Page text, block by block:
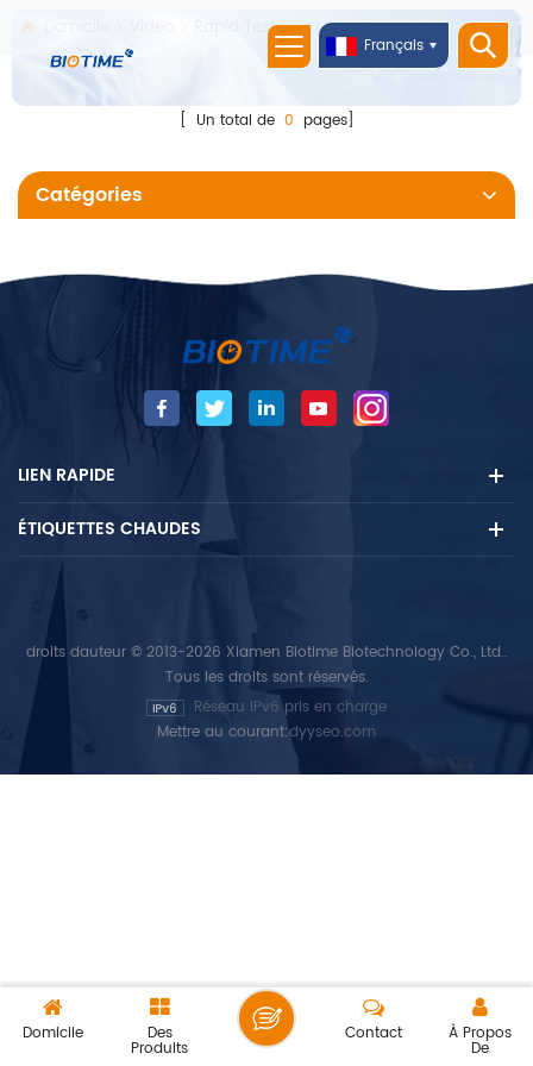
Français
Rapid Test
[ Un total de 0 pages]
Catégories
LIEN RAPIDE
ÉTIQUETTES CHAUDES
droits dauteur © 2013-2026 Xiamen Biotime Biotechnology Co., Ltd..
Tous les droits sont réservés.
Réseau IPv6 pris en charge
Mettre au courant:dyyseo.com
Domicile Des
Produits
À Propos
De
Contact